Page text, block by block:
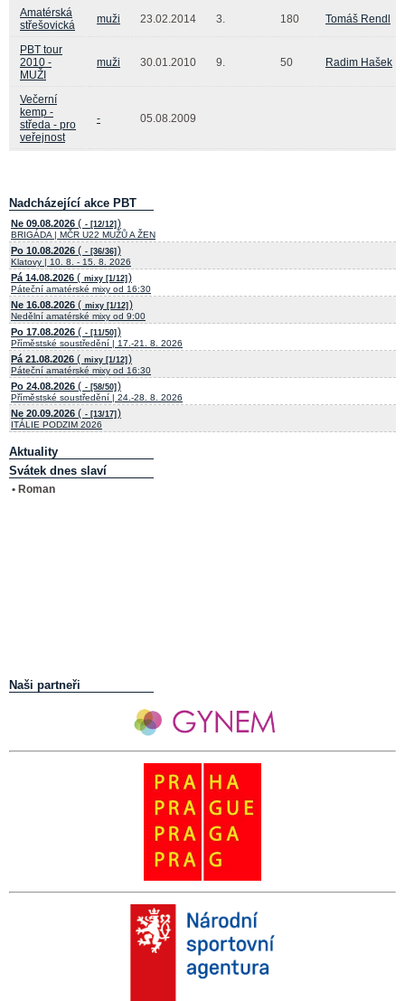
Amatérská
střešovická
muži 23.02.2014 3. 180 Tomáš Rendl
PBT tour
2010 -
MUŽI
muži 30.01.2010 9. 50 Radim Hašek
Večerní
kemp -
středa - pro
veřejnost
- 05.08.2009
Nadcházející akce PBT
Ne 09.08.2026 ( - [12/12] )
BRIGÁDA | MČR U22 MUŽŮ A ŽEN
Po 10.08.2026 ( - [36/36] )
Klatovy | 10. 8. - 15. 8. 2026
Pá 14.08.2026 ( mixy [1/12] )
Páteční amatérské mixy od 16:30
Ne 16.08.2026 ( mixy [1/12] )
Nedělní amatérské mixy od 9:00
Po 17.08.2026 ( - [11/50] )
Příměstské soustředění | 17.-21. 8. 2026
Pá 21.08.2026 ( mixy [1/12] )
Páteční amatérské mixy od 16:30
Po 24.08.2026 ( - [58/50] )
Příměstské soustředění | 24.-28. 8. 2026
Ne 20.09.2026 ( - [13/17] )
ITÁLIE PODZIM 2026
Aktuality
Svátek dnes slaví
• Roman
Naši partneři